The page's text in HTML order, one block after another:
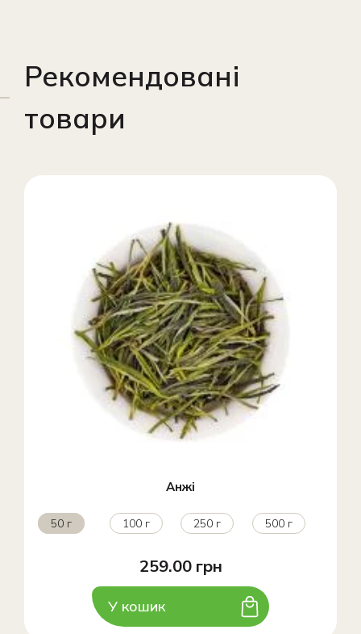
Рекомендовані
товари
Анжі
50 г 100 г 250 г 500 г
259.00 грн
У кошик